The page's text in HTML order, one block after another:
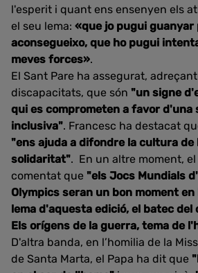
l'esperit i quant ens ensenyen els
el seu lema: «que jo pugui guanyar
aconsegueixo, que ho pugui
meves forces».
El Sant Pare ha assegurat,
discapacitats, que són "un signe
qui es comprometen a favor d'una
inclusiva". Francesc ha destacat
"ens ajuda a difondre la cultura de
solidaritat". En un altre moment,
comentat que "els Jocs Mundials
Olympics seran un bon moment en
lema d'aquesta edició, el batec del
Els orígens de la guerra, tema de
D'altra banda, en l’homilia de la
de Santa Marta, el Papa ha dit que